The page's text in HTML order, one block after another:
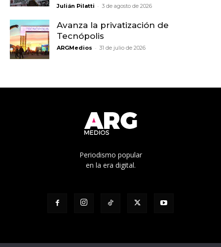
Julián Pilatti - 3 de agosto de 2026
Avanza la privatización de
Tecnópolis
ARGMedios - 31 de julio de 2026
Periodismo popular
en la era digital.